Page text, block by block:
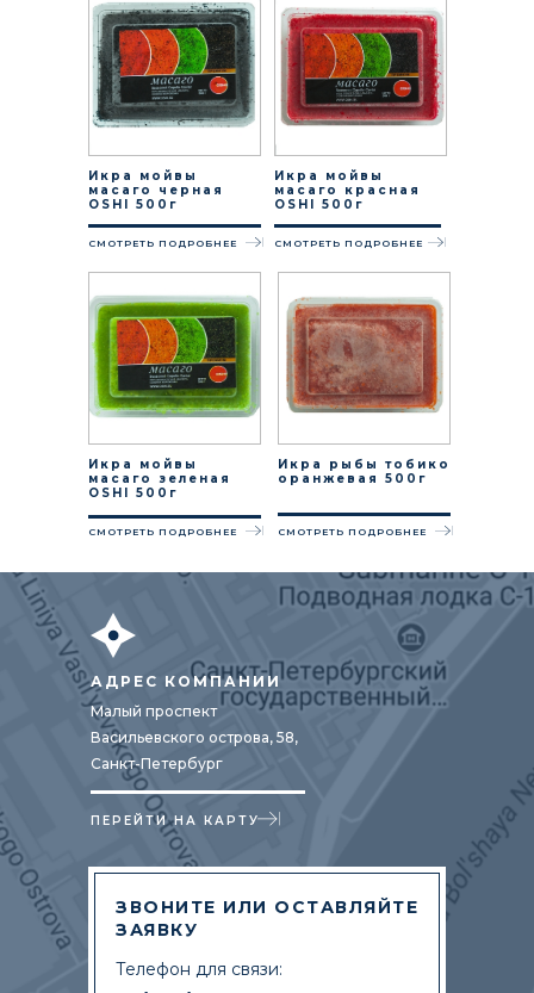
Икра мойвы
масаго красная
OSHI 500г
СМОТРЕТЬ ПОДРОБНЕЕ
Икра мойвы
масаго черная
OSHI 500г
СМОТРЕТЬ ПОДРОБНЕЕ
Икра мойвы
масаго зеленая
OSHI 500г
СМОТРЕТЬ ПОДРОБНЕЕ
Икра рыбы тобико
оранжевая 500г
СМОТРЕТЬ ПОДРОБНЕЕ
Телефон для связи:
ЗВОНИТЕ ИЛИ ОСТАВЛЯЙТЕ
ЗАЯВКУ
АДРЕС КОМПАНИИ
Малый проспект
Васильевского острова, 58,
Санкт-Петербург
ПЕРЕЙТИ НА КАРТУ